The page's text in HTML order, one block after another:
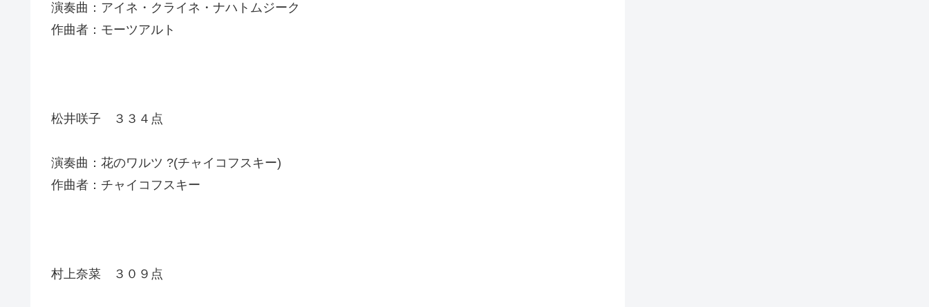
演奏曲：アイネ・クライネ・ナハトムジーク
作曲者：モーツアルト
松井咲子 ３３４点
演奏曲：花のワルツ ?(チャイコフスキー)
作曲者：チャイコフスキー
村上奈菜 ３０９点